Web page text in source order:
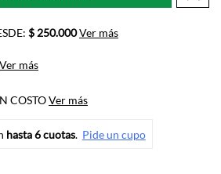
$ 250.000Ver más
Ver más
COSTOVer más